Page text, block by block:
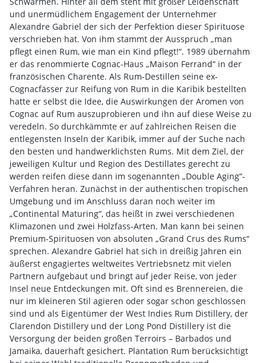
und unermüdlichem Engagement der Unternehmer
Alexandre Gabriel der sich der Perfektion dieser Spirituose
verschrieben hat. Von ihm stammt der Ausspruch „man
pflegt einen Rum, wie man ein Kind pflegt!“. 1989 übernahm
er das renommierte Cognac-Haus „Maison Ferrand“ in der
französischen Charente. Als Rum-Destillen seine ex-
Cognacfässer zur Reifung von Rum in die Karibik bestellten
hatte er selbst die Idee, die Auswirkungen der Aromen von
Cognac auf Rum auszuprobieren und ihn auf diese Weise zu
veredeln. So durchkämmte er auf zahlreichen Reisen die
entlegensten Inseln der Karibik, immer auf der Suche nach
den besten und handwerklichsten Rums. Mit dem Ziel, der
jeweiligen Kultur und Region des Destillates gerecht zu
werden reifen diese dann im sogenannten „Double Aging“-
Verfahren heran. Zunächst in der authentischen tropischen
Umgebung und im Anschluss daran noch weiter im
„Continental Maturing“, das heißt in zwei verschiedenen
Klimazonen und zwei Holzfass-Arten. Man kann bei seinen
Premium-Spirituosen von absoluten „Grand Crus des Rums“
sprechen. Alexandre Gabriel hat sich in dreißig Jahren ein
äußerst engagiertes weltweites Vertriebsnetz mit vielen
Partnern aufgebaut und bringt auf jeder Reise, von jeder
Insel neue Entdeckungen mit. Oft sind es Brennereien, die
nur im kleineren Stil agieren oder sogar schon geschlossen
sind und als Eigentümer der West Indies Rum Distillery, der
Clarendon Distillery und der Long Pond Distillery ist die
Versorgung der beiden großen Terroirs – Barbados und
Jamaika, dauerhaft gesichert. Plantation Rum berücksichtigt